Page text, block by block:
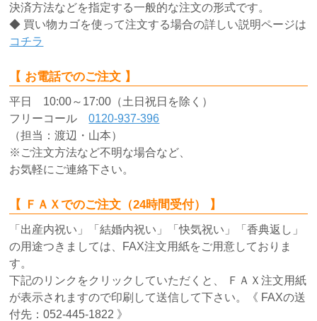
結婚引き出物
結婚祝い
新築祝い
初盆・新盆
お中元
プレゼント
長寿のお祝い
各種記念品
決済方法などを指定する一般的な注文の形式です。
◆ 買い物カゴを使って注文する場合の詳しい説明ページは
コチラ
【 お電話でのご注文 】
平日 10:00～17:00（土日祝日を除く）
フリーコール0120-937-396
（担当：渡辺・山本）
※ご注文方法など不明な場合など、
お気軽にご連絡下さい。
【 ＦＡＸでのご注文（24時間受付） 】
「出産内祝い」「結婚内祝い」「快気祝い」「香典返し」
の用途つきましては、FAX注文用紙をご用意しておりま
す。
下記のリンクをクリックしていただくと、 ＦＡＸ注文用紙
が表示されますので印刷して送信して下さい。《 FAXの送
付先：052-445-1822 》